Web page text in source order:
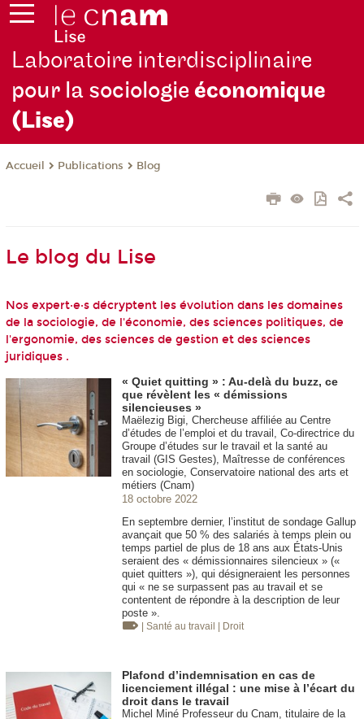
Laboratoire interdisciplinaire
pour la sociologieéconomique
(Lise)
Accueil Publications Blog
Le blog du Lise
Nos expert·e·s décryptent les évolution dans les domaines
de la sociologie, de l'économie, des sciences politiques, de
l'ergonomie, des sciences de gestion et des sciences
juridiques .
« Quiet quitting » : Au-delà du buzz, ce
que révèlent les « démissions
silencieuses »
Maëlezig Bigi, Chercheuse affiliée au Centre
d’études de l’emploi et du travail, Co-directrice du
Groupe d’études sur le travail et la santé au
travail (GIS Gestes), Maîtresse de conférences
en sociologie, Conservatoire national des arts et
métiers (Cnam)
18 octobre 2022
En septembre dernier, l’institut de sondage Gallup
avançait que 50 % des salariés à temps plein ou
temps partiel de plus de 18 ans aux États-Unis
seraient des « démissionnaires silencieux » («
quiet quitters »), qui désigneraient les personnes
qui « ne se surpassent pas au travail et se
contentent de répondre à la description de leur
poste ».
| Santé au travail | Droit
Plafond d’indemnisation en cas de
licenciement illégal : une mise à l’écart du
droit dans le travail
Michel Miné Professeur du Cnam, titulaire de la